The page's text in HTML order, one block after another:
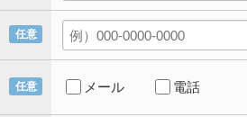
任意
任意 メール 電話